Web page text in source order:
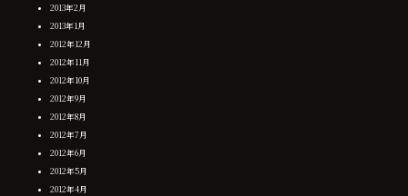
2013年2月
2013年1月
2012年12月
2012年11月
2012年10月
2012年9月
2012年8月
2012年7月
2012年6月
2012年5月
2012年4月